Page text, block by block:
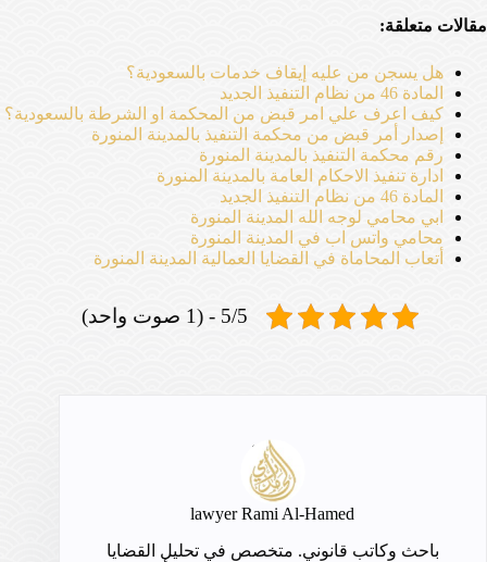
مقالات متعلقة:
هل يسجن من عليه إيقاف خدمات بالسعودية؟
المادة 46 من نظام التنفيذ الجديد
كيف اعرف علي امر قبض من المحكمة او الشرطة بالسعودية؟
إصدار أمر قبض من محكمة التنفيذ بالمدينة المنورة
رقم محكمة التنفيذ بالمدينة المنورة
ادارة تنفيذ الاحكام العامة بالمدينة المنورة
المادة 46 من نظام التنفيذ الجديد
ابي محامي لوجه الله المدينة المنورة
محامي واتس اب في المدينة المنورة
أتعاب المحاماة في القضايا العمالية المدينة المنورة
5/5 - (1 صوت واحد)
lawyer Rami Al-Hamed
باحث وكاتب قانوني. متخصص في تحليل القضايا